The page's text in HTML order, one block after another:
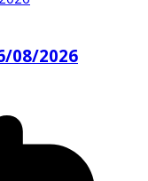
08/2026